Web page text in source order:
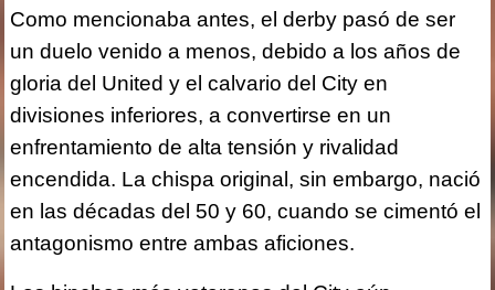
Como mencionaba antes, el derby pasó de ser
un duelo venido a menos, debido a los años de
gloria del United y el calvario del City en
divisiones inferiores, a convertirse en un
enfrentamiento de alta tensión y rivalidad
encendida. La chispa original, sin embargo, nació
en las décadas del 50 y 60, cuando se cimentó el
antagonismo entre ambas aficiones.